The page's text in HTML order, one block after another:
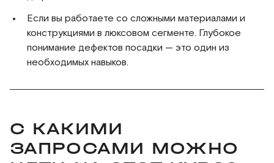
Если вы работаете со сложными материалами и
конструкциями в люксовом сегменте. Глубокое
понимание дефектов посадки — это один из
необходимых навыков.
С КАКИМИ
ЗАПРОСАМИ МОЖНО